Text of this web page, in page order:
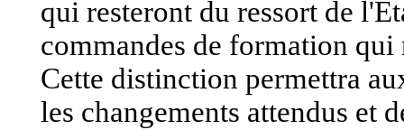
qui resteront du ressort de
commandes de formation
Cette distinction permettra
les changements attendus et